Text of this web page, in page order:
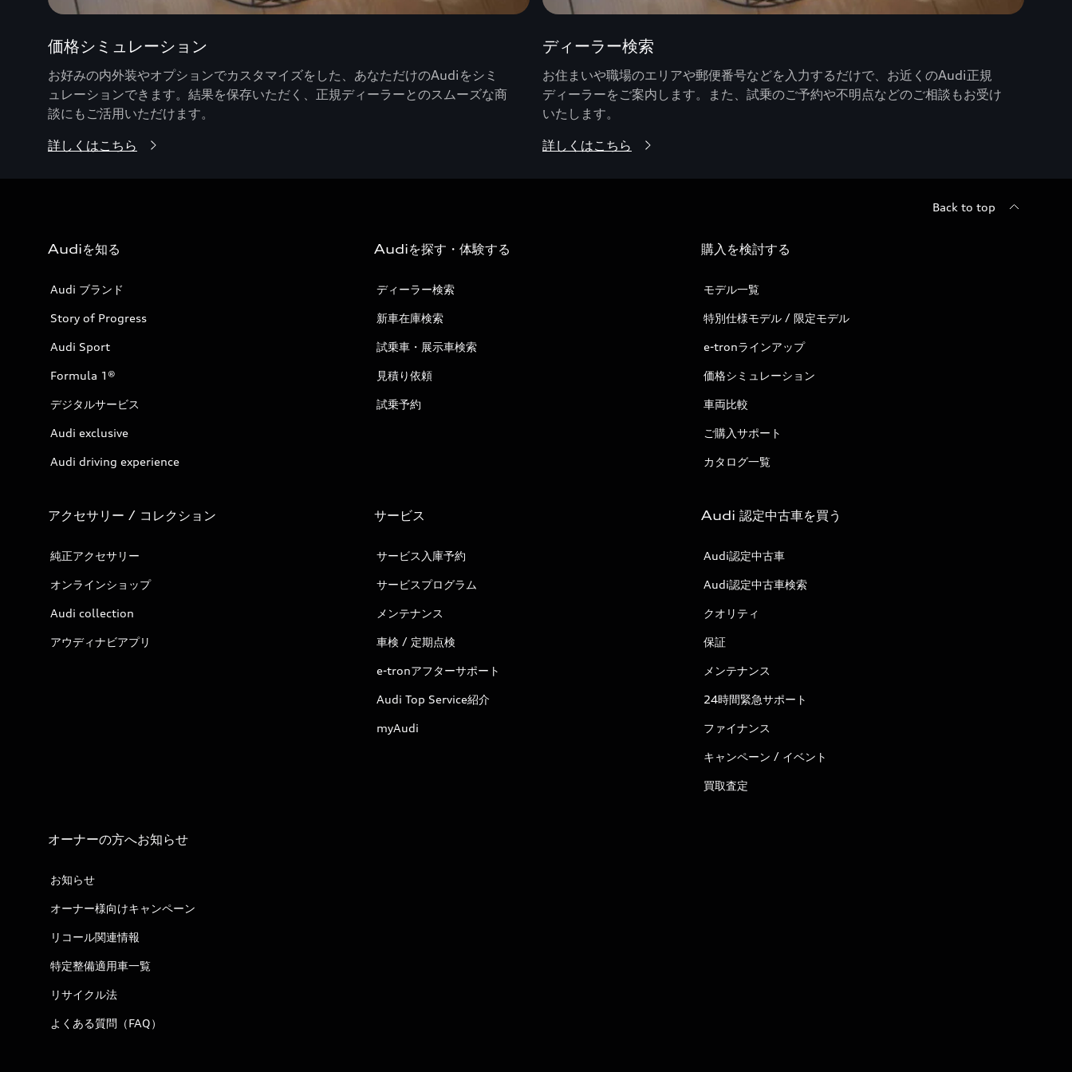
価格シミュレーション
お好みの内外装やオプションでカスタマイズをした、あなただけのAudiをシミ
ュレーションできます。結果を保存いただく、正規ディーラーとのスムーズな商
談にもご活用いただけます。
詳しくはこちら
ディーラー検索
お住まいや職場のエリアや郵便番号などを入力するだけで、お近くのAudi正規
ディーラーをご案内します。また、試乗のご予約や不明点などのご相談もお受け
いたします。
詳しくはこちら
Back to top
Audiを知る
Audi ブランド
Story of Progress
Audi Sport
Formula 1®
デジタルサービス
Audi exclusive
Audi driving experience
Audiを探す・体験する
ディーラー検索
新車在庫検索
試乗車・展示車検索
見積り依頼
試乗予約
購入を検討する
モデル一覧
特別仕様モデル / 限定モデル
e-tronラインアップ
価格シミュレーション
車両比較
ご購入サポート
カタログ一覧
アクセサリー / コレクション
純正アクセサリー
オンラインショップ
Audi collection
アウディナビアプリ
サービス
サービス入庫予約
サービスプログラム
メンテナンス
車検 / 定期点検
e-tronアフターサポート
Audi Top Service紹介
myAudi
Audi 認定中古車を買う
Audi認定中古車
Audi認定中古車検索
クオリティ
保証
メンテナンス
24時間緊急サポート
ファイナンス
キャンペーン / イベント
買取査定
オーナーの方へお知らせ
お知らせ
オーナー様向けキャンペーン
リコール関連情報
特定整備適用車一覧
リサイクル法
よくある質問（FAQ）